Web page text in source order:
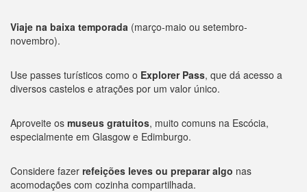
Viaje na baixa temporada (março-maio ou setembro-
novembro).
Use passes turísticos como o Explorer Pass, que dá acesso a
diversos castelos e atrações por um valor único.
Aproveite os museus gratuitos, muito comuns na Escócia,
especialmente em Glasgow e Edimburgo.
Considere fazer refeições leves ou preparar algo nas
acomodações com cozinha compartilhada.